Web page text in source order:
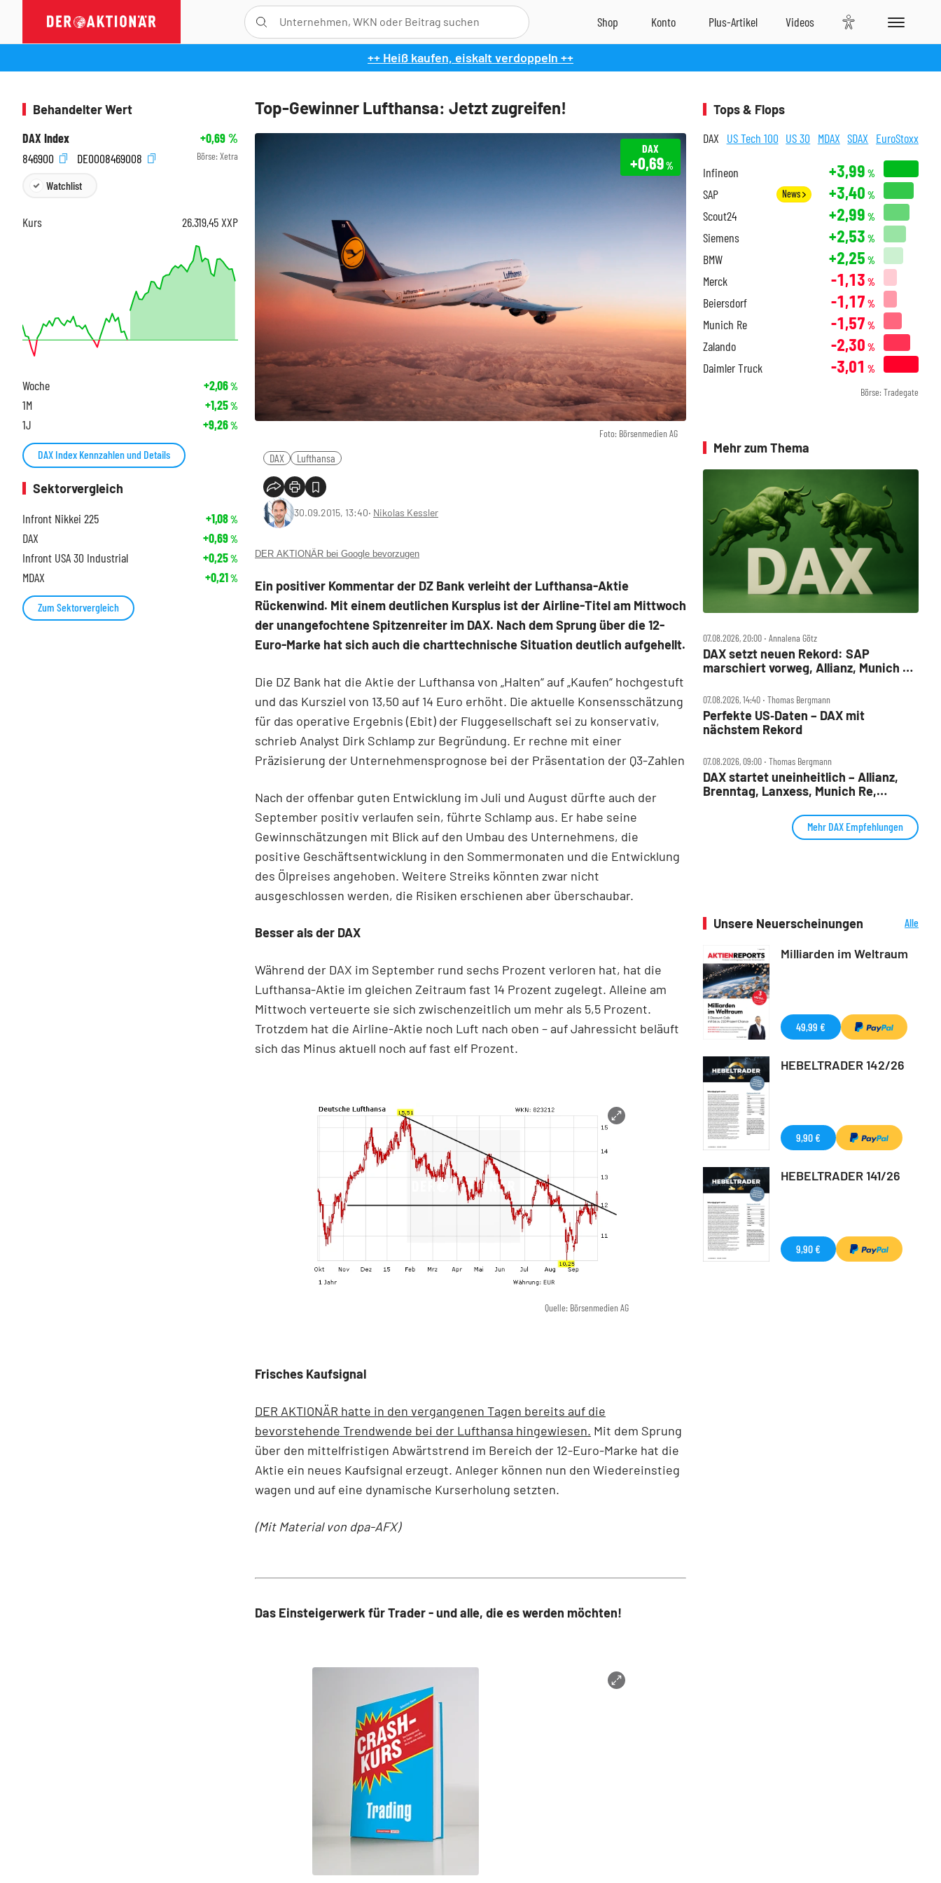
++ Heiß kaufen, eiskalt verdoppeln ++
Top-Gewinner Lufthansa: Jetzt zugreifen!
Foto: Börsenmedien AG
DAX
+0,69%
DAX Lufthansa
30.09.2015, 13:40‧ Nikolas Kessler
DER AKTIONÄR bei Google bevorzugen
Ein positiver Kommentar der DZ Bank verleiht der Lufthansa-Aktie
Rückenwind. Mit einem deutlichen Kursplus ist der Airline-Titel am Mittwoch
der unangefochtene Spitzenreiter im DAX. Nach dem Sprung über die 12-
Euro-Marke hat sich auch die charttechnische Situation deutlich aufgehellt.
Die DZ Bank hat die Aktie der Lufthansa von „Halten“ auf „Kaufen“ hochgestuft
und das Kursziel von 13,50 auf 14 Euro erhöht. Die aktuelle Konsensschätzung
für das operative Ergebnis (Ebit) der Fluggesellschaft sei zu konservativ,
schrieb Analyst Dirk Schlamp zur Begründung. Er rechne mit einer
Präzisierung der Unternehmensprognose bei der Präsentation der Q3-Zahlen
Nach der offenbar guten Entwicklung im Juli und August dürfte auch der
September positiv verlaufen sein, führte Schlamp aus. Er habe seine
Gewinnschätzungen mit Blick auf den Umbau des Unternehmens, die
positive Geschäftsentwicklung in den Sommermonaten und die Entwicklung
des Ölpreises angehoben. Weitere Streiks könnten zwar nicht
ausgeschlossen werden, die Risiken erschienen aber überschaubar.
Besser als der DAX
Während der DAX im September rund sechs Prozent verloren hat, hat die
Lufthansa-Aktie im gleichen Zeitraum fast 14 Prozent zugelegt. Alleine am
Mittwoch verteuerte sie sich zwischenzeitlich um mehr als 5,5 Prozent.
Trotzdem hat die Airline-Aktie noch Luft nach oben – auf Jahressicht beläuft
sich das Minus aktuell noch auf fast elf Prozent.
Quelle: Börsenmedien AG
Frisches Kaufsignal
DER AKTIONÄR hatte in den vergangenen Tagen bereits auf die
bevorstehende Trendwende bei der Lufthansa hingewiesen. Mit dem Sprung
über den mittelfristigen Abwärtstrend im Bereich der 12-Euro-Marke hat die
Aktie ein neues Kaufsignal erzeugt. Anleger können nun den Wiedereinstieg
wagen und auf eine dynamische Kurserholung setzten.
(Mit Material von dpa-AFX)
Das Einsteigerwerk für Trader - und alle, die es werden möchten!
Behandelter Wert
DAX Index
+0,69%
846900
DE0008469008 Börse: Xetra
Watchlist
Kurs 26.319,45XXP
Woche +2,06%
1M +1,25%
1J +9,26%
DAX Index Kennzahlen und Details
Sektorvergleich
Infront Nikkei 225
+1,08%
DAX +0,69%
Infront USA 30 Industrial +0,25%
MDAX +0,21%
Zum Sektorvergleich
Tops & Flops
DAX US Tech 100 US 30 MDAX SDAX EuroStoxx
Infineon +3,99 %
SAP News +3,40 %
Scout24 +2,99 %
Siemens +2,53 %
BMW +2,25 %
Merck -1,13 %
Beiersdorf -1,17 %
Munich Re -1,57 %
Zalando -2,30 %
Daimler Truck -3,01 %
Börse: Tradegate
Mehr zum Thema
07.08.2026, 20:00 ‧ Annalena Götz
DAX setzt neuen Rekord: SAP
marschiert vorweg, Allianz, Munich Re
07.08.2026, 14:40 ‧ Thomas Bergmann
Perfekte US‑Daten – DAX mit
nächstem Rekord
07.08.2026, 09:00 ‧ Thomas Bergmann
DAX startet uneinheitlich – Allianz,
Brenntag, Lanxess, Munich Re,
Mehr DAX Empfehlungen
Unsere Neuerscheinungen
Alle
Milliarden im Weltraum
49,99 €
HEBELTRADER 142/26
9,90 €
HEBELTRADER 141/26
9,90 €